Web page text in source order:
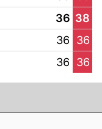
36 38
36
36
36 36